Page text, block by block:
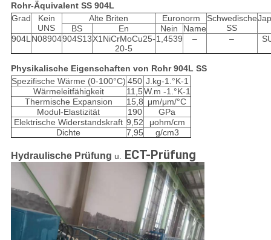
Rohr-Äquivalent SS 904L
Grad
Kein
UNS
Alte Briten Euronorm
Schwedische
SS
BS
En Nein
Name
904LN08904904S13X1NiCrMoCu25-
20-5
1,4539 – –
Physikalische Eigenschaften von Rohr 904L SS
Spezifische Wärme (0-100°C) 450 J.kg-1.°K-1
Wärmeleitfähigkeit
11,5W.m -1.°K-1
Thermische Expansion
15,8 μm/μm/°C
Modul-Elastizität
190
GPa
Elektrische Widerstandskraft 9,52
μohm/cm
Dichte
7,95 g/cm3
Hydraulische Prüfung u. ECT-Prüfung